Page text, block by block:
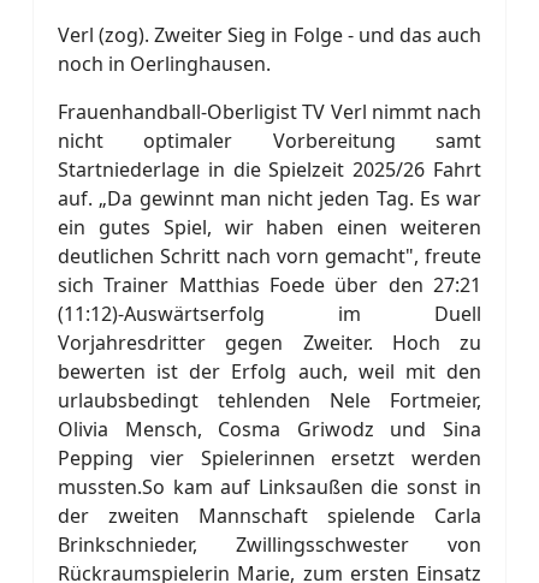
Verl (zog). Zweiter Sieg in Folge - und das auch
noch in Oerlinghausen.
Frauenhandball-Oberligist TV Verl nimmt nach
nicht optimaler Vorbereitung samt
Startniederlage in die Spielzeit 2025/26 Fahrt
auf. „Da gewinnt man nicht jeden Tag. Es war
ein gutes Spiel, wir haben einen weiteren
deutlichen Schritt nach vorn gemacht", freute
sich Trainer Matthias Foede über den 27:21
(11:12)-Auswärtserfolg im Duell
Vorjahresdritter gegen Zweiter. Hoch zu
bewerten ist der Erfolg auch, weil mit den
urlaubsbedingt tehlenden Nele Fortmeier,
Olivia Mensch, Cosma Griwodz und Sina
Pepping vier Spielerinnen ersetzt werden
mussten.So kam auf Linksaußen die sonst in
der zweiten Mannschaft spielende Carla
Brinkschnieder, Zwillingsschwester von
Rückraumspielerin Marie, zum ersten Einsatz